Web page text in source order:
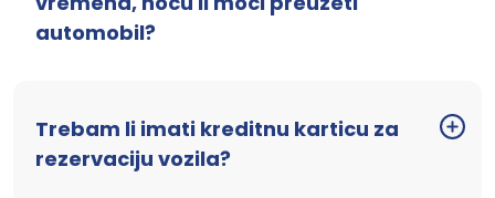
automobil?
Trebam li imati kreditnu karticu za
rezervaciju vozila?